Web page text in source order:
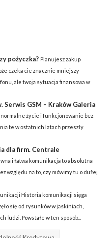
pożyczka? Planujesz zakup
czeka cie znacznie mniejszy
ale twoja sytuacja finansowa w
Serwis GSM – Kraków Galeria
życie i funkcjonowanie bez
te w ostatnich latach przeszły
dla firm. Centrale
i łatwa komunikacja to absolutna
względu na to, czy mówimy tu o dużej
Historia komunikacji sięga
się od rysunków w jaskiniach,
ludzi. Powstałe w ten sposób...